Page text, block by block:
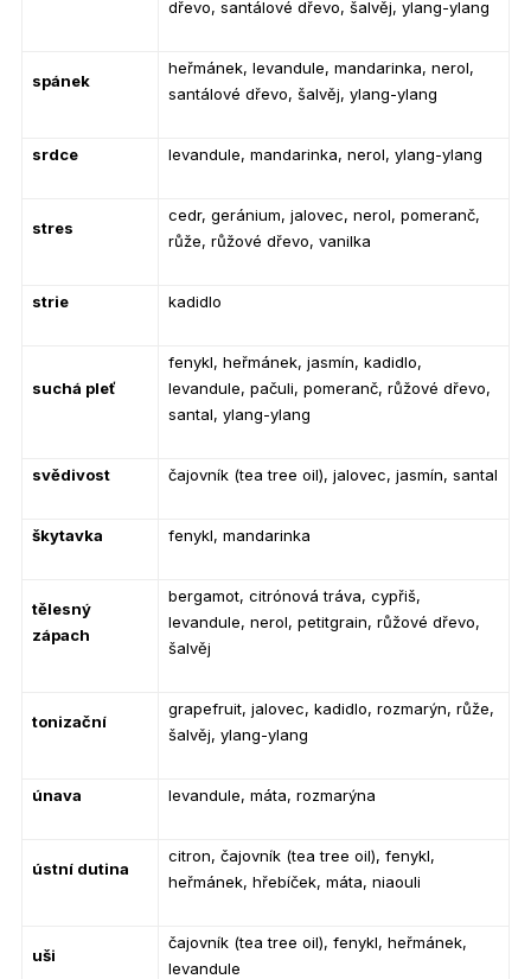
dřevo, santálové dřevo, šalvěj, ylang-ylang
spánek
heřmánek, levandule, mandarinka, nerol,
santálové dřevo, šalvěj, ylang-ylang
srdce levandule, mandarinka, nerol, ylang-ylang
stres
cedr, geránium, jalovec, nerol, pomeranč,
růže, růžové dřevo, vanilka
strie kadidlo
suchá pleť
fenykl, heřmánek, jasmín, kadidlo,
levandule, pačuli, pomeranč, růžové dřevo,
santal, ylang-ylang
svědivost čajovník (tea tree oil), jalovec, jasmín, santal
škytavka fenykl, mandarinka
tělesný
zápach
bergamot, citrónová tráva, cypřiš,
levandule, nerol, petitgrain, růžové dřevo,
šalvěj
tonizační
grapefruit, jalovec, kadidlo, rozmarýn, růže,
šalvěj, ylang-ylang
únava levandule, máta, rozmarýna
ústní dutina
citron, čajovník (tea tree oil), fenykl,
heřmánek, hřebíček, máta, niaouli
uši
čajovník (tea tree oil), fenykl, heřmánek,
levandule